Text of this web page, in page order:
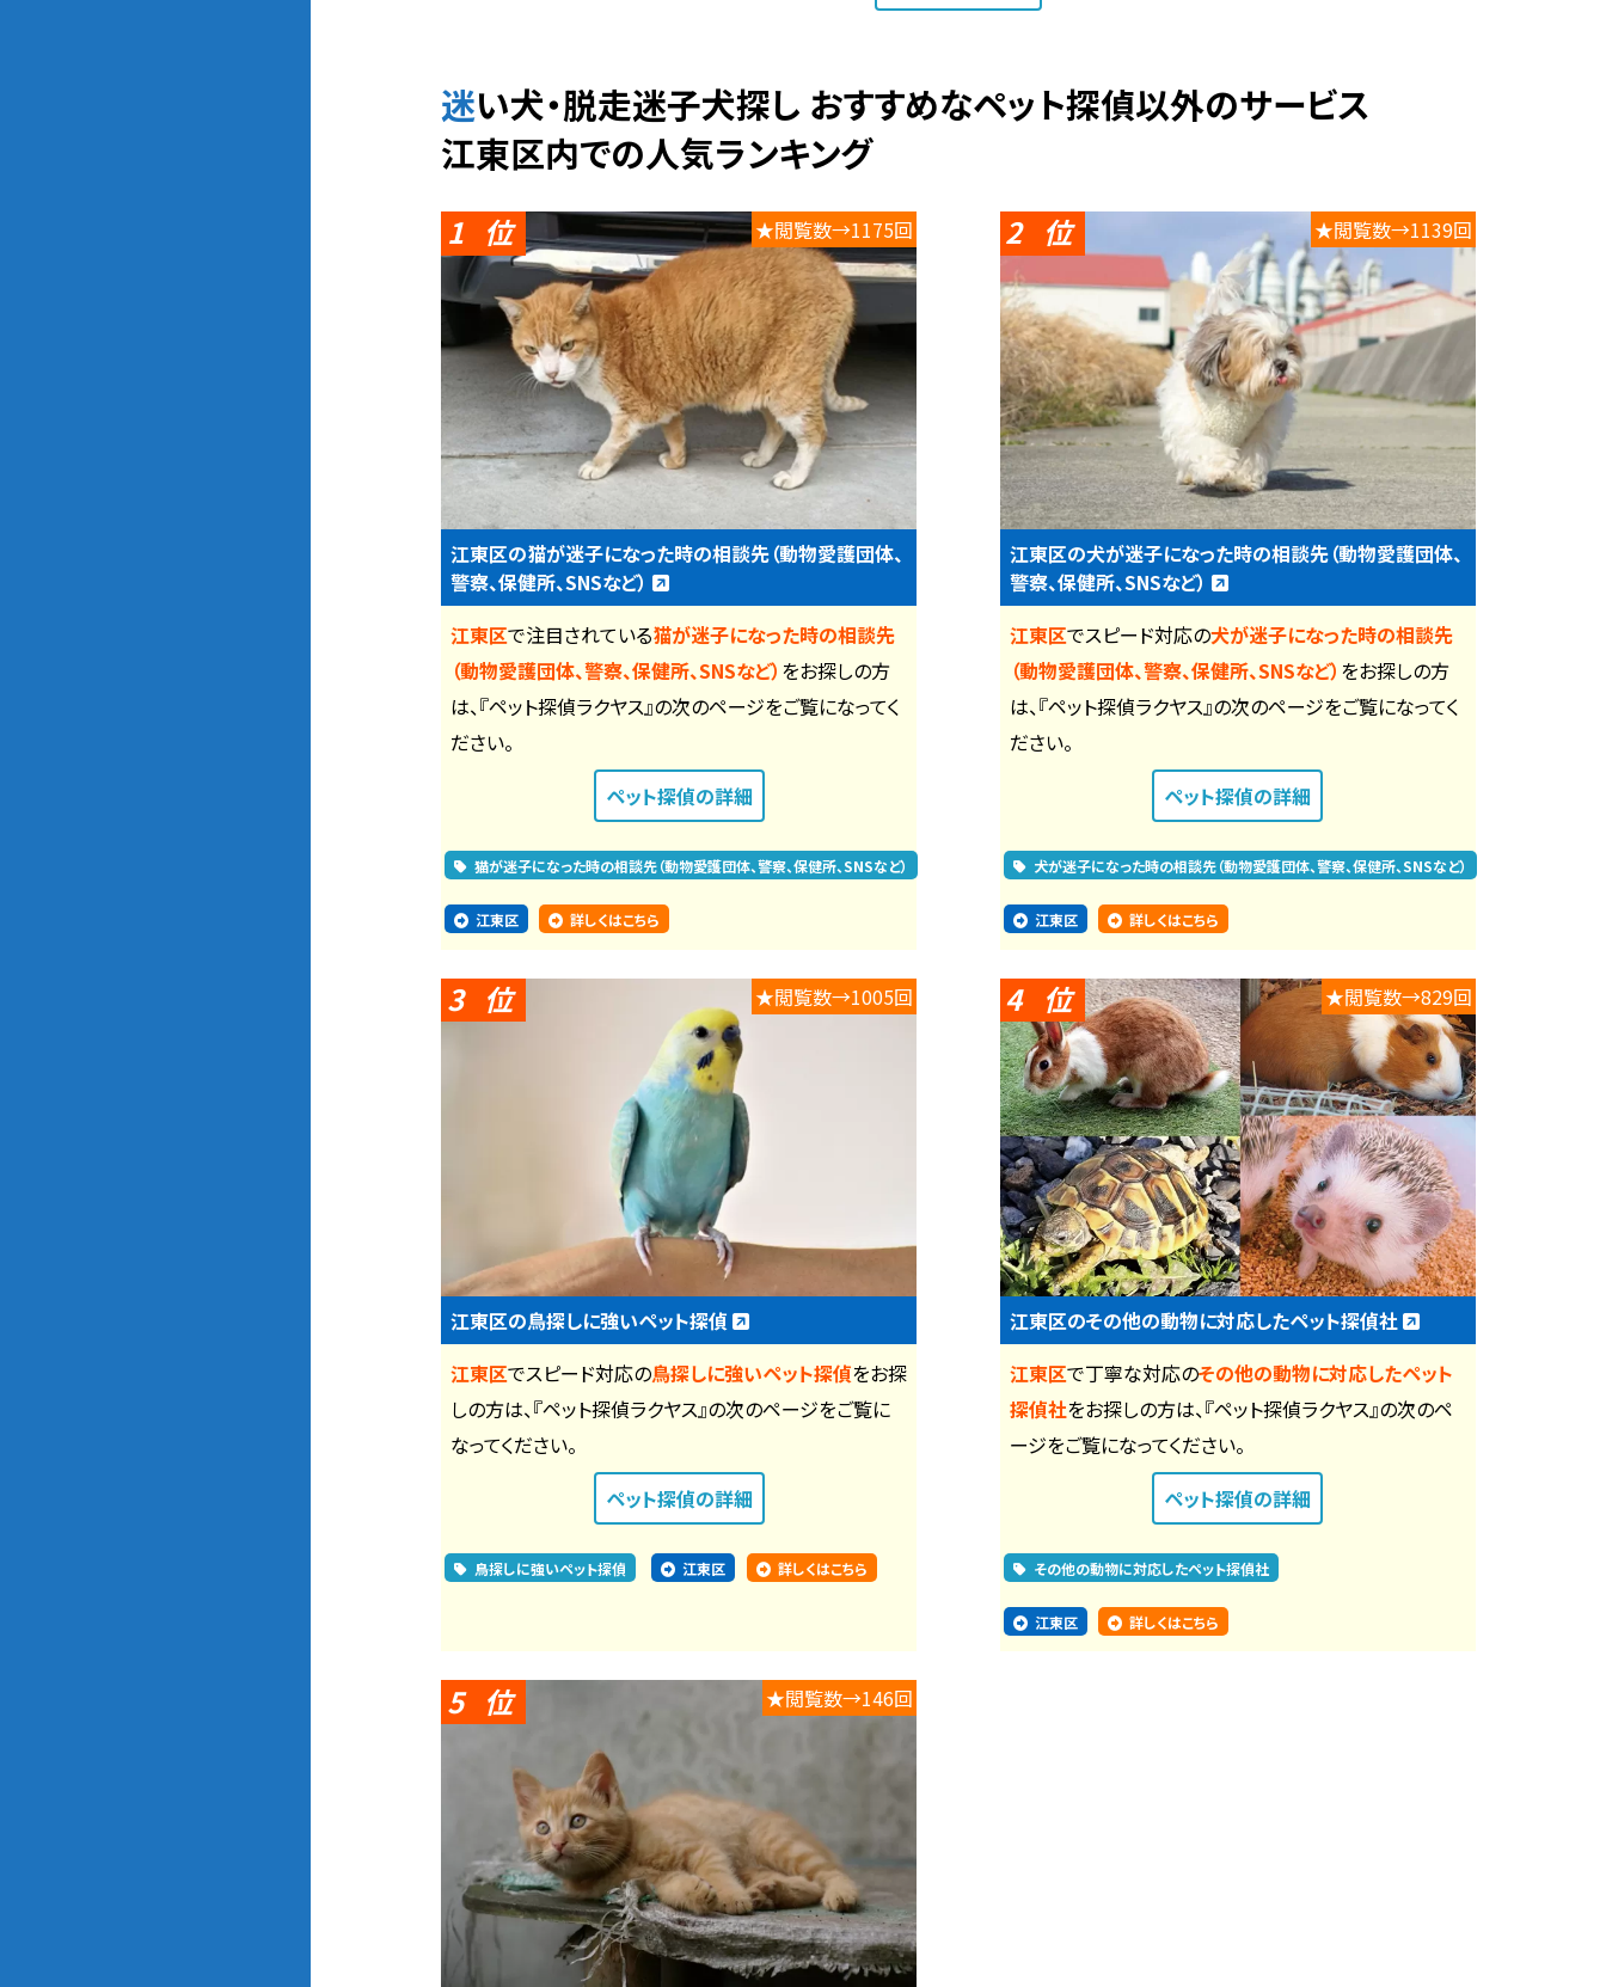
迷い犬・脱走迷子犬探し おすすめなペット探偵以外のサービス
江東区内での人気ランキング
1 ★閲覧数→1175回
江東区の猫が迷子になった時の相談先（動物愛護団体、
警察、保健所、SNSなど）
江東区で注目されている猫が迷子になった時の相談先
（動物愛護団体、警察、保健所、SNSなど） をお探しの方
は、『ペット探偵ラクヤス』の次のページをご覧になってく
ださい。
ペット探偵の詳細
猫が迷子になった時の相談先（動物愛護団体、警察、保健所、SNSなど）
江東区 詳しくはこちら
2 ★閲覧数→1139回
江東区の犬が迷子になった時の相談先（動物愛護団体、
警察、保健所、SNSなど）
江東区でスピード対応の犬が迷子になった時の相談先
（動物愛護団体、警察、保健所、SNSなど） をお探しの方
は、『ペット探偵ラクヤス』の次のページをご覧になってく
ださい。
ペット探偵の詳細
犬が迷子になった時の相談先（動物愛護団体、警察、保健所、SNSなど）
江東区 詳しくはこちら
3 ★閲覧数→1005回
江東区の鳥探しに強いペット探偵
江東区でスピード対応の鳥探しに強いペット探偵をお探
しの方は、『ペット探偵ラクヤス』の次のページをご覧に
なってください。
ペット探偵の詳細
鳥探しに強いペット探偵 江東区 詳しくはこちら
4 ★閲覧数→829回
江東区のその他の動物に対応したペット探偵社
江東区で丁寧な対応のその他の動物に対応したペット
探偵社をお探しの方は、『ペット探偵ラクヤス』の次のペ
ージをご覧になってください。
ペット探偵の詳細
その他の動物に対応したペット探偵社
江東区 詳しくはこちら
5 ★閲覧数→146回